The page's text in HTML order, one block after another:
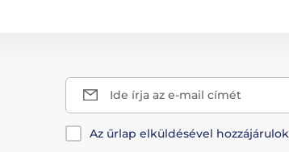
Ide írja az e-mail címét
Az űrlap elküldésével hozzájárulok